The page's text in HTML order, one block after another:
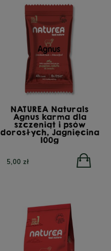
NATUREA Naturals
Agnus karma dla
szczeniąt i psów
dorosłych, Jagnięcina
100g
5,00 zł